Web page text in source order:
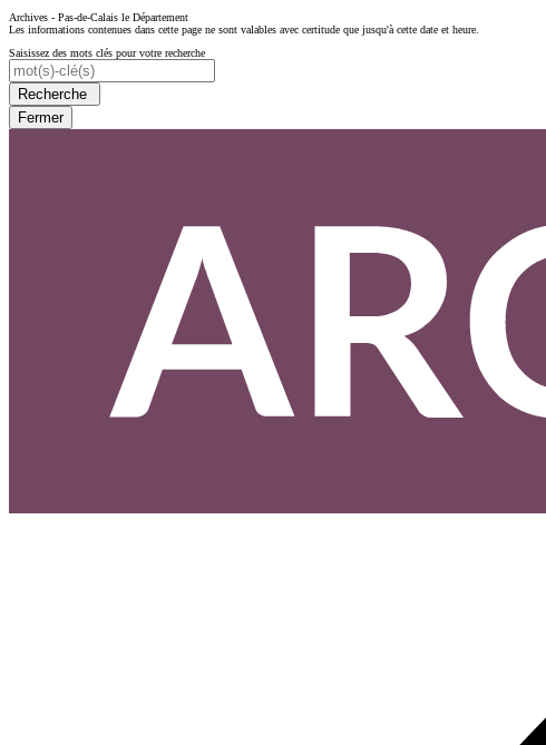
Archives - Pas-de-Calais le Département
Les informations contenues dans cette page ne sont valables avec certitude que jusqu'à cette date et heure.
Saisissez des mots clés pour votre recherche
Recherche
Fermer